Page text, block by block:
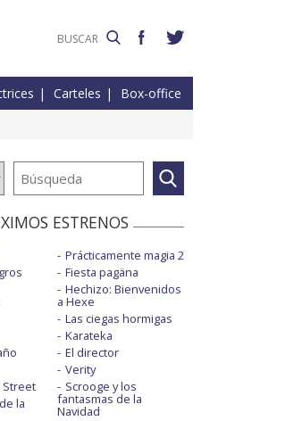
Carteles Box-office
ESTRENOS
Street
la
Prácticamente magia 2
Fiesta pagäna
Hechizo: Bienvenidos
a Hexe
Las ciegas hormigas
Karateka
El director
Verity
Scrooge y los
fantasmas de la
Navidad